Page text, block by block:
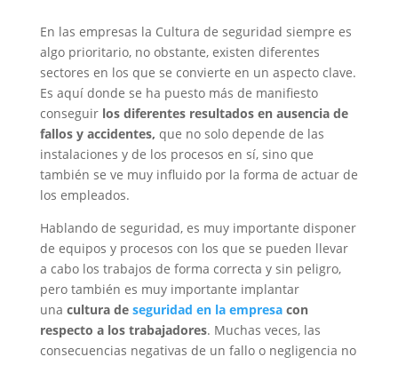
En las empresas la Cultura de seguridad siempre es
algo prioritario, no obstante, existen diferentes
sectores en los que se convierte en un aspecto clave.
Es aquí donde se ha puesto más de manifiesto
conseguir los diferentes resultados en ausencia de
fallos y accidentes, que no solo depende de las
instalaciones y de los procesos en sí, sino que
también se ve muy influido por la forma de actuar de
los empleados.
Hablando de seguridad, es muy importante disponer
de equipos y procesos con los que se pueden llevar
a cabo los trabajos de forma correcta y sin peligro,
pero también es muy importante implantar
una cultura de seguridad en la empresacon
respecto a los trabajadores. Muchas veces, las
consecuencias negativas de un fallo o negligencia no